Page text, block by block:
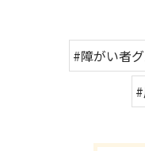
#障がい者